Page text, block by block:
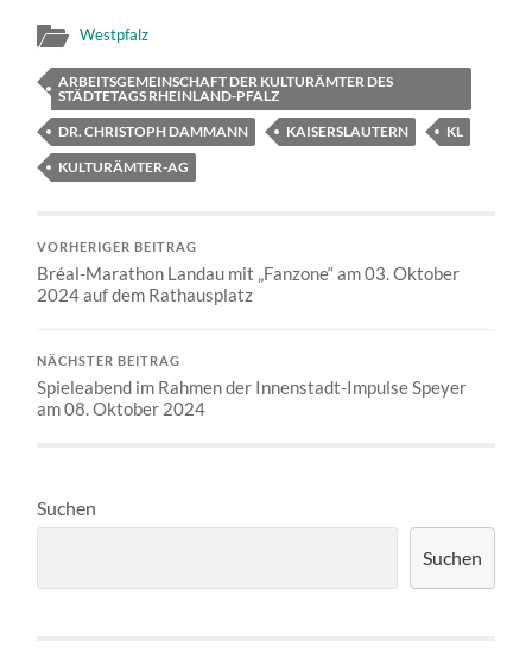
Westpfalz
ARBEITSGEMEINSCHAFT DER KULTURÄMTER DES
STÄDTETAGS RHEINLAND-PFALZ
DR. CHRISTOPH DAMMANN
KAISERSLAUTERN
KL
KULTURÄMTER-AG
VORHERIGER BEITRAG
Bréal-Marathon Landau mit „Fanzone“ am 03. Oktober
2024 auf dem Rathausplatz
NÄCHSTER BEITRAG
Spieleabend im Rahmen der Innenstadt-Impulse Speyer
am 08. Oktober 2024
Suchen
Suchen